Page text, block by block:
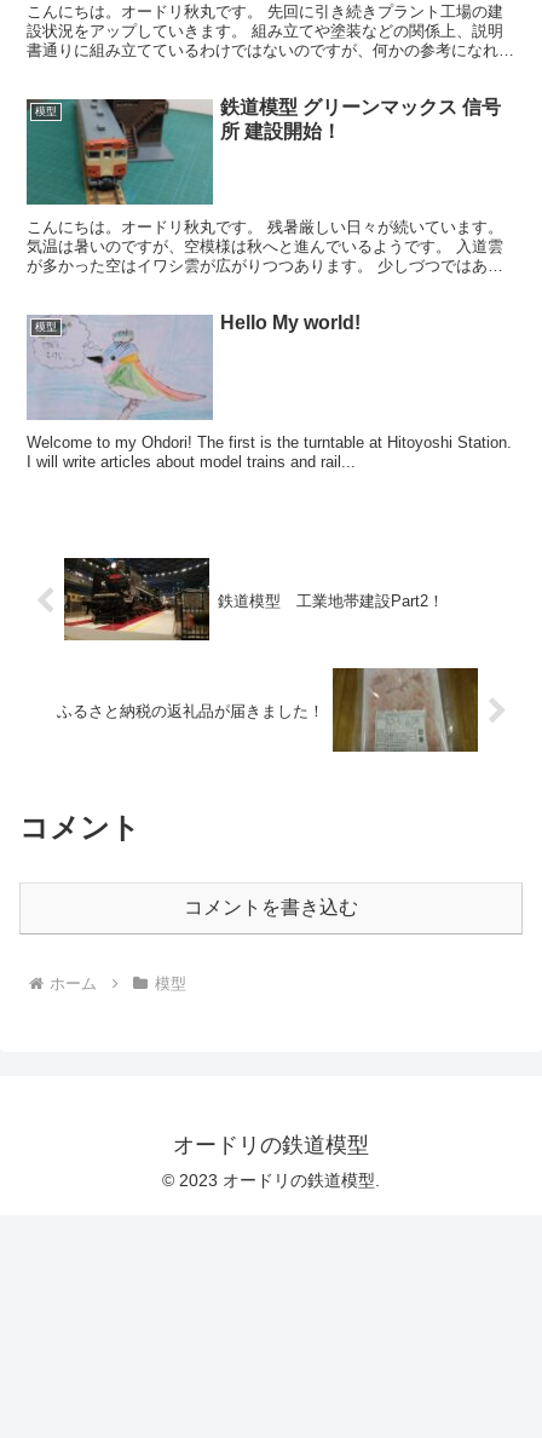
こんにちは。オードリ秋丸です。 先回に引き続きプラント工場の建
設状況をアップしていきます。 組み立てや塗装などの関係上、説明
書通りに組み立てているわけではないのですが、何かの参考になれば
模型
鉄道模型 グリーンマックス 信号
所 建設開始！
こんにちは。オードリ秋丸です。 残暑厳しい日々が続いています。
気温は暑いのですが、空模様は秋へと進んでいるようです。 入道雲
が多かった空はイワシ雲が広がりつつあります。 少しづつではあり
模型 Hello My world!
Welcome to my Ohdori! The first is the turntable at Hitoyoshi Station.
I will write articles about model trains and rail...
鉄道模型 工業地帯建設Part2！
ふるさと納税の返礼品が届きました！
コメント
コメントを書き込む
ホーム 模型
オードリの鉄道模型
© 2023 オードリの鉄道模型.